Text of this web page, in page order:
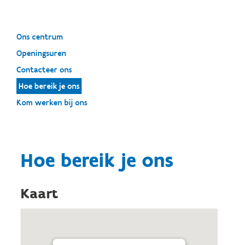
Ons centrum
Openingsuren
Contacteer ons
Hoe bereik je ons
Kom werken bij ons
Hoe bereik je ons
Kaart